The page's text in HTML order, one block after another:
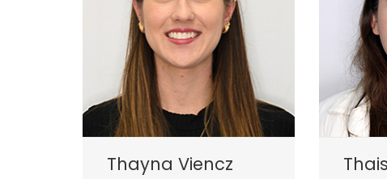
Thayna Viencz